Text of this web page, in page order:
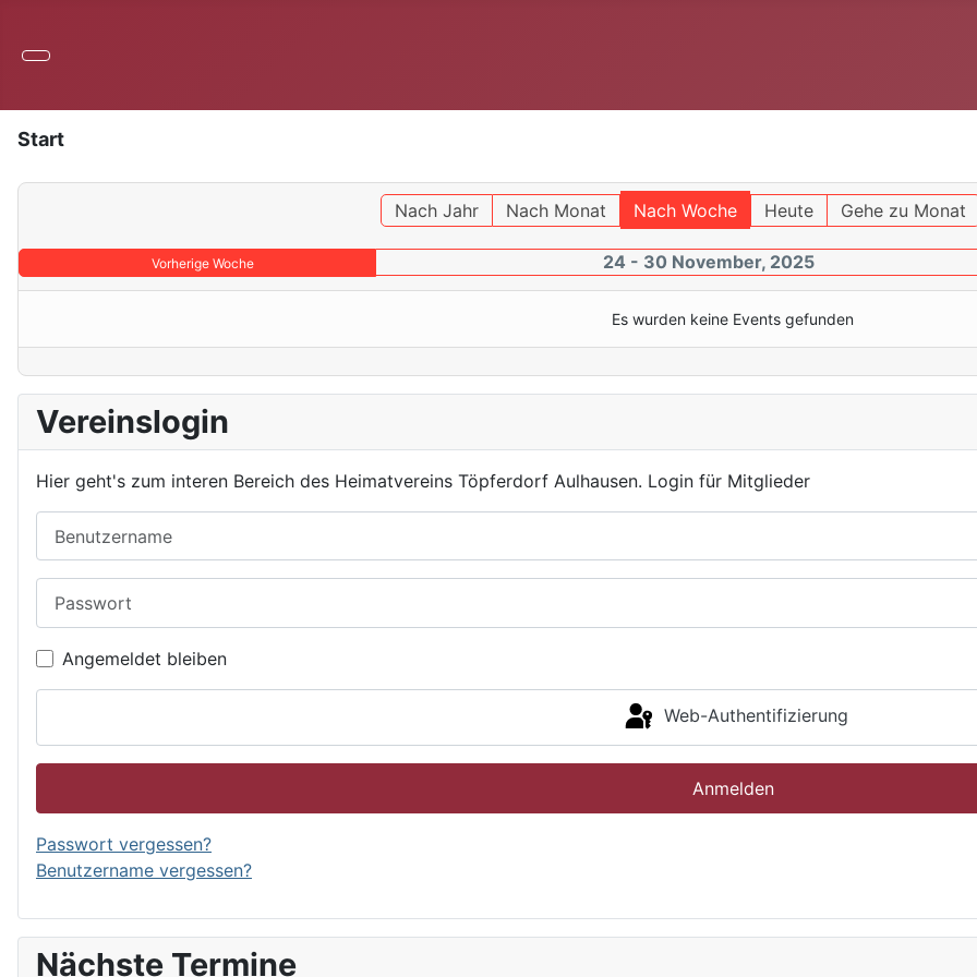
Start
Nach Jahr Nach Monat Nach Woche Heute Gehe zu Monat
Vorherige Woche 24 - 30 November, 2025
Es wurden keine Events gefunden
Vereinslogin
Hier geht's zum interen Bereich des Heimatvereins Töpferdorf Aulhausen. Login für Mitglieder
Angemeldet bleiben
Web-Authentifizierung
Anmelden
Passwort vergessen?
Benutzername vergessen?
Nächste Termine